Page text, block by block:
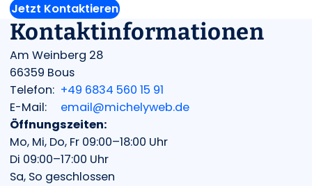
Jetzt Kontaktieren
Kontaktinformationen
Am Weinberg 28
66359 Bous
Telefon: +49 6834 560 15 91
E-Mail:
email@michelyweb.de
Öffnungszeiten:
Mo, Mi, Do, Fr 09:00–18:00 Uhr
Di 09:00–17:00 Uhr
Sa, So geschlossen